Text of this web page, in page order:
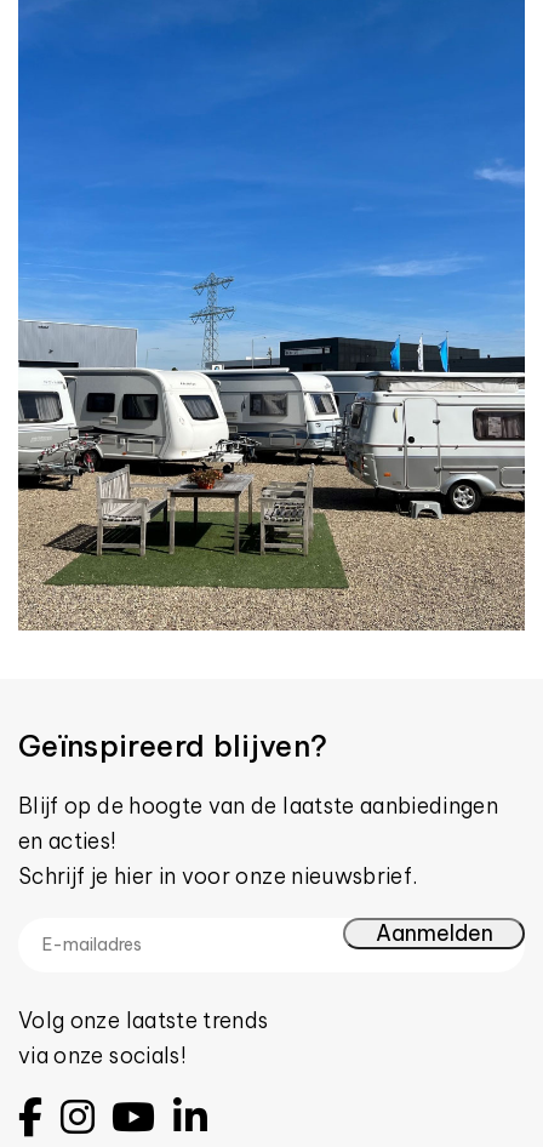
Geïnspireerd blijven?
Blijf op de hoogte van de laatste aanbiedingen
en acties!
Schrijf je hier in voor onze nieuwsbrief.
Volg onze laatste trends
via onze socials!